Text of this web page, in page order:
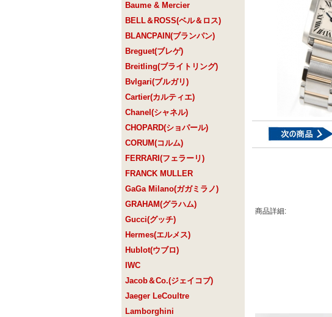
Baume & Mercier
BELL＆ROSS(ベル＆ロス)
BLANCPAIN(ブランパン)
Breguet(ブレゲ)
Breitling(ブライトリング)
Bvlgari(ブルガリ)
Cartier(カルティエ)
Chanel(シャネル)
CHOPARD(ショパール)
CORUM(コルム)
FERRARI(フェラーリ)
FRANCK MULLER
GaGa Milano(ガガミラノ)
GRAHAM(グラハム)
Gucci(グッチ)
Hermes(エルメス)
Hublot(ウブロ)
IWC
Jacob＆Co.(ジェイコブ)
Jaeger LeCoultre
Lamborghini
商品詳細: